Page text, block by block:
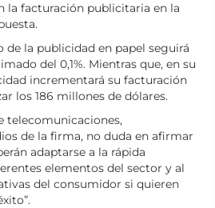
la facturación publicitaria en la
de la publicidad en papel seguirá
del 0,1%. Mientras que, en su
incrementará su facturación
los 186 millones de dólares.
telecomunicaciones,
de la firma, no duda en afirmar
adaptarse a la rápida
elementos del sector y al
del consumidor si quieren